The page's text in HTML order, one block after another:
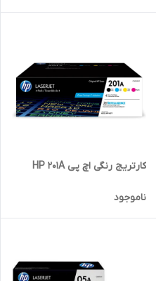
کارتریج رنگی اچ پی HP 201A
ناموجود